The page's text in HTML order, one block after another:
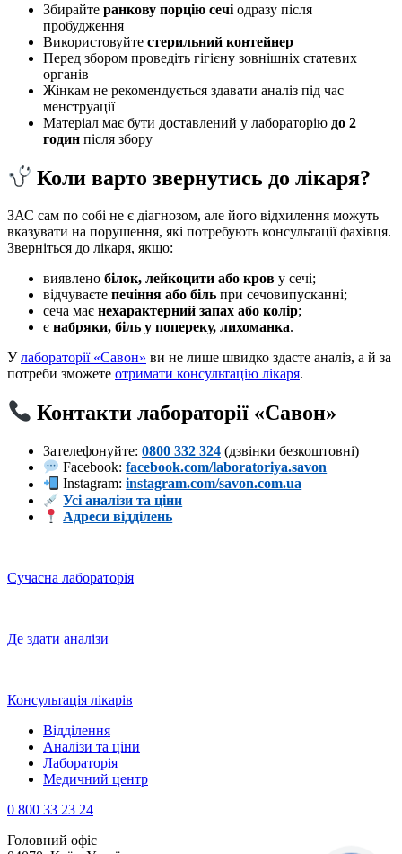
Збирайте ранкову порцію сечі одразу після
пробудження
Використовуйте стерильний контейнер
Перед збором проведіть гігієну зовнішніх статевих
органів
Жінкам не рекомендується здавати аналіз під час
менструації
Матеріал має бути доставлений у лабораторію до 2
годин після збору
Коли варто звернутись до лікаря?
ЗАС сам по собі не є діагнозом, але його відхилення можуть
вказувати на порушення, які потребують консультації фахівця.
Зверніться до лікаря, якщо:
виявлено білок, лейкоцити або кров у сечі;
відчуваєте печіння або біль при сечовипусканні;
сеча має нехарактерний запах або колір;
є набряки, біль у попереку, лихоманка.
Улабораторії «Савон» ви не лише швидко здасте аналіз, а й за
потреби зможете отримати консультацію лікаря.
Контакти лабораторії «Савон»
Зателефонуйте: 0800 332 324 (дзвінки безкоштовні)
Facebook:facebook.com/laboratoriya.savon
Instagram:instagram.com/savon.com.ua
Усі аналізи та ціни
Адреси відділень
Сучасна лабораторія
Де здати аналізи
Консультація лікарів
Відділення
Аналізи та ціни
Лабораторія
Медичний центр
0 800 33 23 24
Головний офіс